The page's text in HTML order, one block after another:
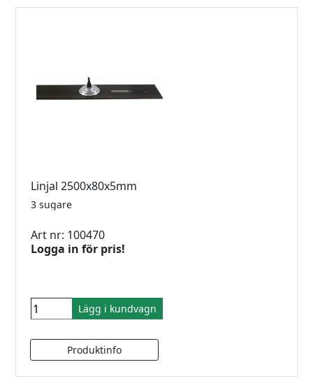
Linjal 2500x80x5mm
3 sugare
Art nr: 100470
Logga in för pris!
Lägg i kundvagn